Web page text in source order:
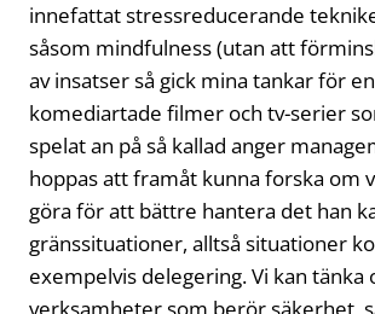
innefattat stressreducerande
såsom mindfulness (utan att
av insatser så gick mina tankar för
komediartade filmer och tv-serier
spelat an på så kallad anger
hoppas att framåt kunna forska om
göra för att bättre hantera det han
gränssituationer, alltså situationer
exempelvis delegering. Vi kan tänka